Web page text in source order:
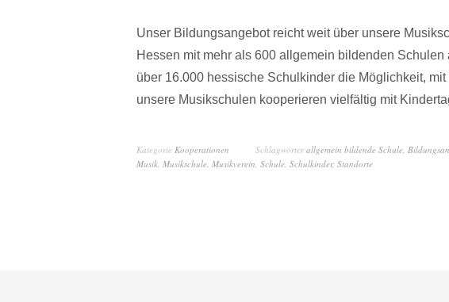
Unser Bildungsangebot reicht weit über unsere
Hessen mit mehr als 600 allgemein bildenden
über 16.000 hessische Schulkinder die Möglichkeit,
unsere Musikschulen kooperieren vielfältig mit
Kategorie Kooperationen Schlagwörterallgemein bildende Schule
Musik Musikschule Musikverein Schule Schulkinder, Standorte